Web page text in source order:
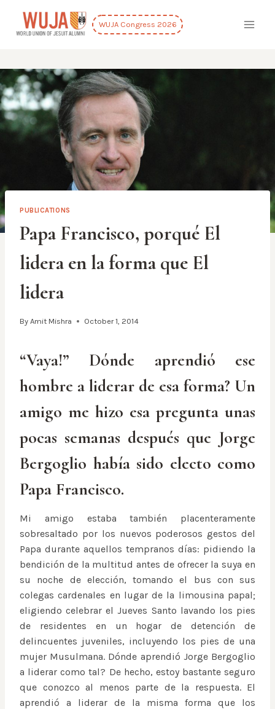
content
WUJA Congress 2026
PUBLICATIONS
Papa Francisco, porqué El
lidera en la forma que El
lidera
By Amit Mishra October 1, 2014
“Vaya!” Dónde aprendió ese
hombre a liderar de esa forma? Un
amigo me hizo esa pregunta unas
pocas semanas después que Jorge
Bergoglio había sido electo como
Papa Francisco.
Mi amigo estaba también placenteramente
sobresaltado por los nuevos poderosos gestos del
Papa durante aquellos tempranos días: pidiendo la
bendición de la multitud antes de ofrecer la suya en
su noche de elección, tomando el bus con sus
colegas cardenales en lugar de la limousina papal;
eligiendo celebrar el Jueves Santo lavando los pies
de residentes en un hogar de detención de
delincuentes juveniles, incluyendo los pies de una
mujer Musulmana. Dónde aprendió Jorge Bergoglio
a liderar como tal? De hecho, estoy bastante seguro
que conozco al menos parte de la respuesta. El
aprendió a liderar de la misma forma que los